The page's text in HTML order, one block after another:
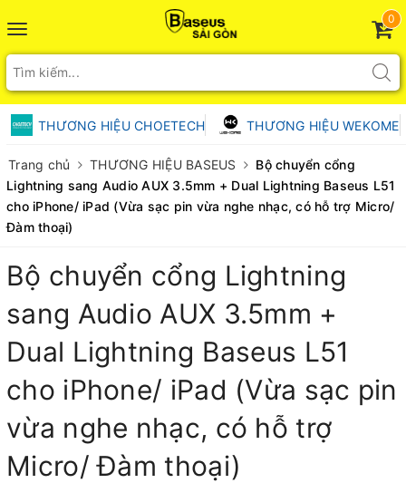
Toggle
navigation
0
THƯƠNG HIỆU CHOETECH THƯƠNG HIỆU WEKOME
Trang chủ THƯƠNG HIỆU BASEUS
Bộ chuyển cổng
Lightning sang Audio AUX 3.5mm + Dual Lightning Baseus L51
cho iPhone/ iPad (Vừa sạc pin vừa nghe nhạc, có hỗ trợ Micro/
Đàm thoại)
Bộ chuyển cổng Lightning
sang Audio AUX 3.5mm +
Dual Lightning Baseus L51
cho iPhone/ iPad (Vừa sạc pin
vừa nghe nhạc, có hỗ trợ
Micro/ Đàm thoại)